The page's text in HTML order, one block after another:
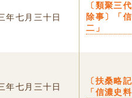
年七月三十日
〔類聚三
除事〕「
二」
年七月三十日
〔扶桑略
「信濃史